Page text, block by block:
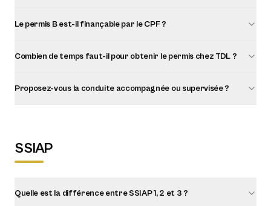
Le permis B est-il finançable par le CPF ?
Combien de temps faut-il pour obtenir le permis chez TDL ?
Proposez-vous la conduite accompagnée ou supervisée ?
SSIAP
Quelle est la différence entre SSIAP 1, 2 et 3 ?